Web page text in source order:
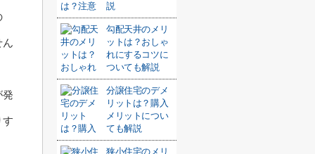
ん
発
す
説
勾配天井のメリ
ットは？おしゃ
れにするコツに
ついても解説
分譲住宅のデメ
リットは？購入
メリットについ
ても解説
狭小住宅のメリ